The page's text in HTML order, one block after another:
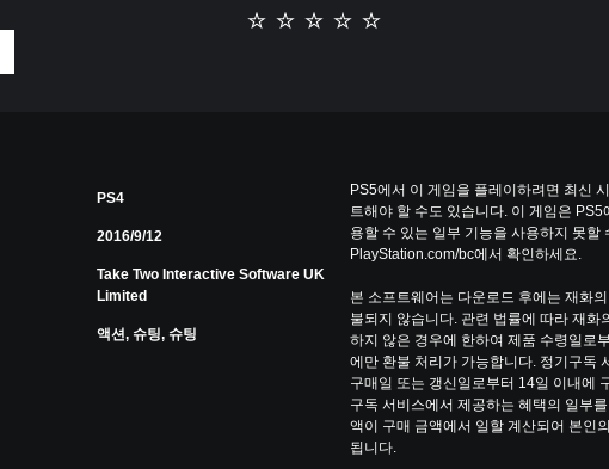
PS4
2016/9/12
Take Two Interactive Software UK
Limited
액션, 슈팅, 슈팅
PS5에서 이 게임을 플레이하려면 최신
트해야 할 수도 있습니다. 이 게임은
용할 수 있는 일부 기능을 사용하지 못할
PlayStation.com/bc에서 확인하세요.
본 소프트웨어는 다운로드 후에는 재화
불되지 않습니다. 관련 법률에 따라 재화
하지 않은 경우에 한하여 제품 수령일로
에만 환불 처리가 가능합니다. 정기구독
구매일 또는 갱신일로부터 14일 이내에
구독 서비스에서 제공하는 혜택의 일부
액이 구매 금액에서 일할 계산되어 본인
됩니다.